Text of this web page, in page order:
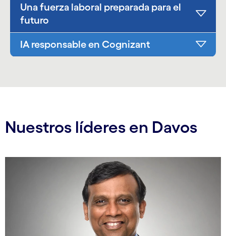
Una fuerza laboral preparada para el
futuro
IA responsable en Cognizant
Nuestros líderes en Davos